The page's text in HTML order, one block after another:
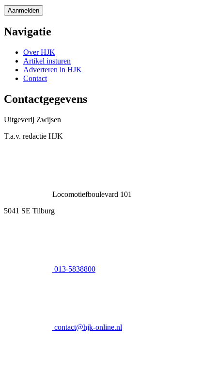
Navigatie
Over HJK
Artikel insturen
Adverteren in HJK
Contact
Contactgegevens
Uitgeverij Zwijsen
T.a.v. redactie HJK
Locomotiefboulevard 101
5041 SE Tilburg
013-5838800
contact@hjk-online.nl